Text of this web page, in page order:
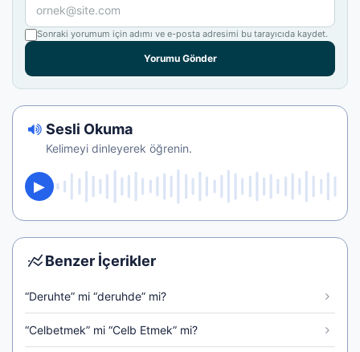
Sonraki yorumum için adımı ve e-posta adresimi bu tarayıcıda kaydet.
Yorumu Gönder
Sesli Okuma
Kelimeyi dinleyerek öğrenin.
Benzer İçerikler
“Deruhte” mi “deruhde” mi?
“Celbetmek” mi “Celb Etmek” mi?